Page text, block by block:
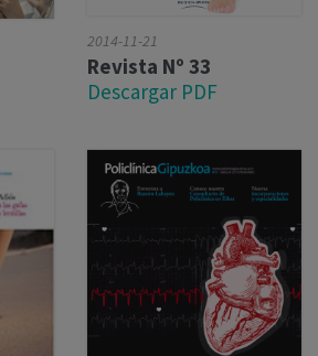
2014-11-21
Revista Nº 33
Descargar PDF